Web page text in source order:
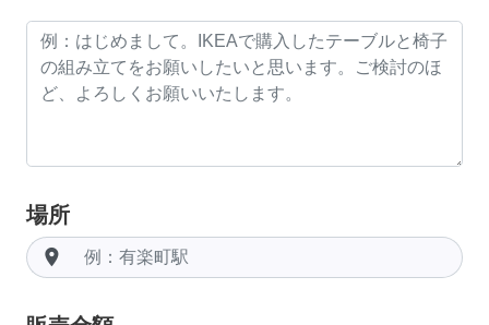
場所
room